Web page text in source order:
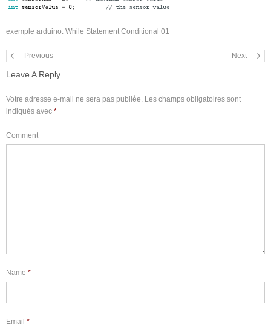
exemple arduino: While Statement Conditional 01
Previous Next
Leave A Reply
Votre adresse e-mail ne sera pas publiée. Les champs obligatoires sont
indiqués avec *
Comment
Name *
Email *